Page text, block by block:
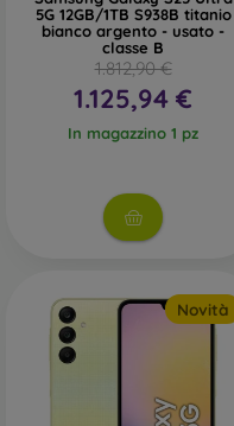
5G 12GB/1TB S938B titanio
bianco argento - usato -
classe B
1.812,90 €
1.125,94 €
In magazzino 1 pz
Novità